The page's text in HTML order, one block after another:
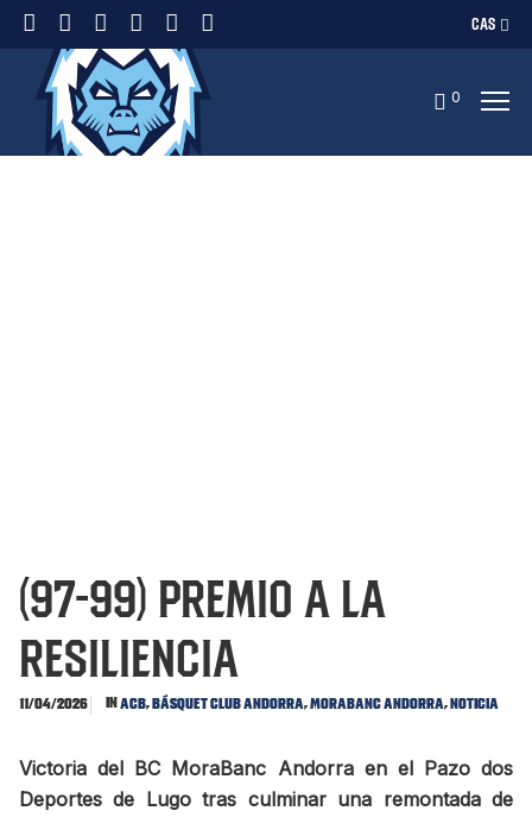
CAS
0
(97-99) Premio a la
resiliencia
11/04/2026 InACB,Básquet Club Andorra,MoraBanc Andorra,Noticia
Victoria del BC MoraBanc Andorra en el Pazo dos
Deportes de Lugo tras culminar una remontada de